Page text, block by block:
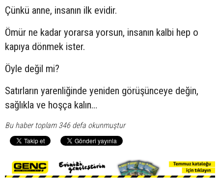
Çünkü anne, insanın ilk evidir.
Ömür ne kadar yorarsa yorsun, insanın kalbi hep o
kapıya dönmek ister.
Öyle değil mi?
Satırların yarenliğinde yeniden görüşünceye değin,
sağlıkla ve hoşça kalın…
Bu haber toplam 346 defa okunmuştur